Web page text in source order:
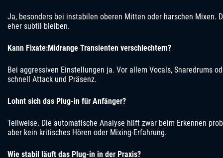
Ja, besonders bei instabilen oberen Mitten oder harschen Mixen.
eher subtil bleiben.
Kann Fixate:Midrange Transienten verschlechtern?
Bei aggressiven Einstellungen ja. Vor allem Vocals, Snaredrums
schnell Attack und Präsenz.
Lohnt sich das Plug-in für Anfänger?
Teilweise. Die automatische Analyse hilft zwar beim Erkennen
aber kein kritisches Hören oder Mixing-Erfahrung.
Wie stabil läuft das Plug-in in der Praxis?